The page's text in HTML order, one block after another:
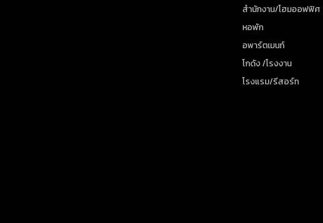
สำนักงาน/โฮมออฟฟิศ
หอพัก
อพาร์ตเมนท์
โกดัง /โรงงาน
โรงแรม/รีสอร์ท